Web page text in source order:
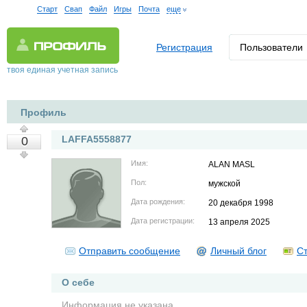
Старт Свап Файл Игры Почта еще
твоя единая учетная запись
Регистрация Пользователи
Профиль
0 LAFFA5558877
Имя: ALAN MASL
Пол: мужской
Дата рождения: 20 декабря 1998
Дата регистрации: 13 апреля 2025
Отправить сообщение Личный блог
О себе